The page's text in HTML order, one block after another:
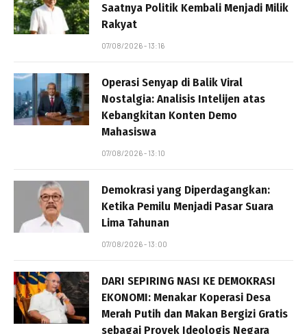
Saatnya Politik Kembali Menjadi Milik
Rakyat
07/08/2026 - 13:16
Operasi Senyap di Balik Viral
Nostalgia: Analisis Intelijen atas
Kebangkitan Konten Demo
Mahasiswa
07/08/2026 - 13:10
Demokrasi yang Diperdagangkan:
Ketika Pemilu Menjadi Pasar Suara
Lima Tahunan
07/08/2026 - 13:00
DARI SEPIRING NASI KE DEMOKRASI
EKONOMI: Menakar Koperasi Desa
Merah Putih dan Makan Bergizi Gratis
sebagai Proyek Ideologis Negara